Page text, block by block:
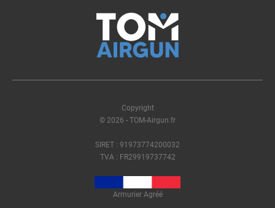
Copyright
© 2026 - TOM-Airgun.fr
SIRET : 91973774200032
TVA : FR29919737742
Armurier Agréé